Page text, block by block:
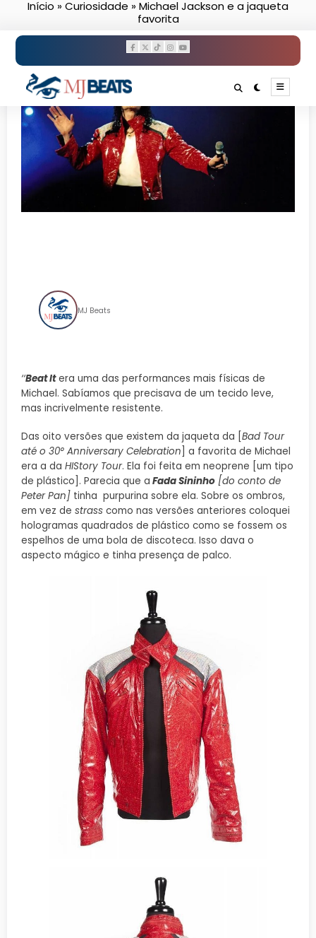
Início »Curiosidade »Michael Jackson e a jaqueta
favorita
MJ Beats
‘‘Beat Itera uma das performances mais físicas de
Michael. Sabíamos que precisava de um tecido leve,
mas incrivelmente resistente.
Das oito versões que existem da jaqueta da [ Bad Tour
até o 30° Anniversary Celebration ] a favorita de Michael
era a da HIStory Tour. Ela foi feita em neoprene [um tipo
de plástico]. Parecia que a Fada Sininho [do conto de
Peter Pan] tinha purpurina sobre ela. Sobre os ombros,
em vez de strass como nas versões anteriores coloquei
hologramas quadrados de plástico como se fossem os
espelhos de uma bola de discoteca. Isso dava o
aspecto mágico e tinha presença de palco.